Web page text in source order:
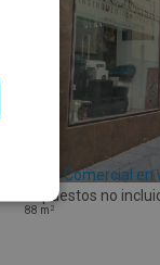
Local Comercial en
Impuestos no
88 m 2